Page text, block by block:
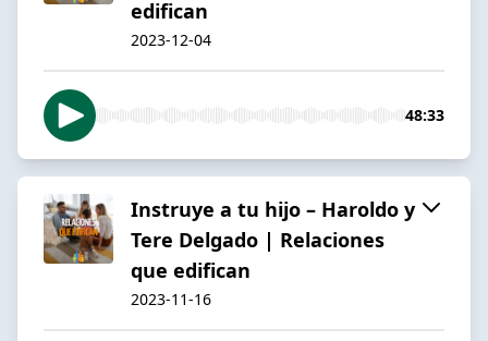
edifican
2023-12-04
48:33
Instruye a tu hijo – Haroldo y
Tere Delgado | Relaciones
que edifican
2023-11-16